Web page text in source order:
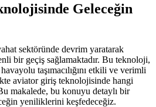
Geleceğin
sektöründe devrim yaratarak
bir geçiş sağlamaktadır. Bu teknoloji,
taşımacılığını etkili ve verimli
aviator giriş teknolojisinde hangi
makalede, bu konuyu detaylı bir
yeniliklerini keşfedeceğiz.